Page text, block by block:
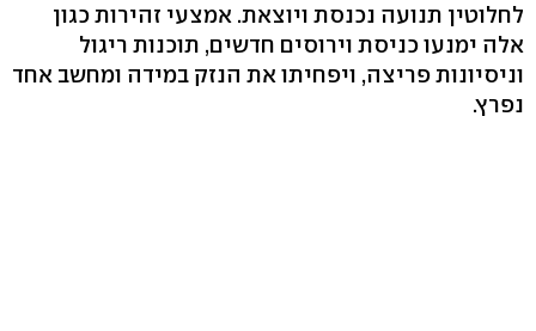
לחלוטין תנועה נכנסת ויוצאת. אמצעי זהירות כגון
אלה ימנעו כניסת וירוסים חדשים, תוכנות ריגול
וניסיונות פריצה, ויפחיתו את הנזק במידה ומחשב אחד
נפרץ.